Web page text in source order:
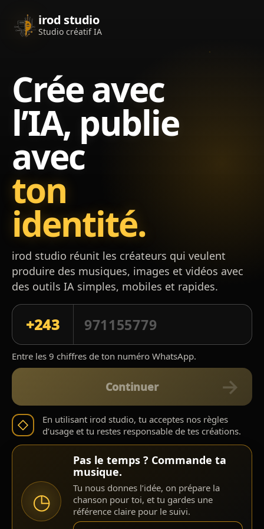
irod studio
Studio créatif IA
Crée avec
l’IA, publie
avec
ton
identité.
irod studio réunit les créateurs qui veulent
produire des musiques, images et vidéos avec
des outils IA simples, mobiles et rapides.
+243
Entre les 9 chiffres de ton numéro WhatsApp.
Continuer
En utilisant irod studio, tu acceptes nos règles
d’usage et tu restes responsable de tes créations.
◷
Pas le temps ? Commande ta
musique.
Tu nous donnes l’idée, on prépare la
chanson pour toi, et tu gardes une
référence claire pour le suivi.